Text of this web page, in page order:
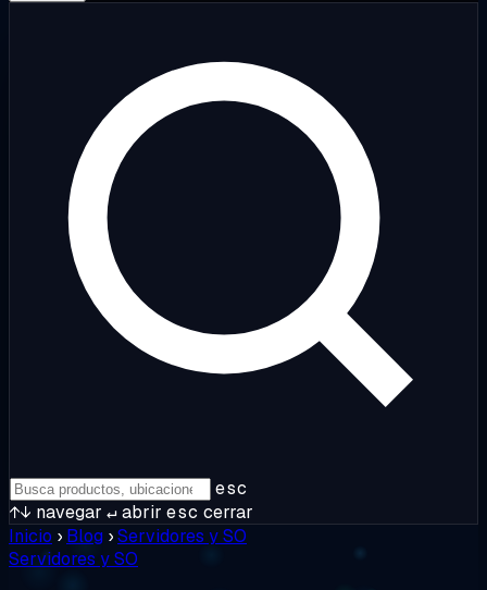
esc
↑↓ navegar ↵abrir esc cerrar
Inicio › Blog ›Servidores y SO
Servidores y SO